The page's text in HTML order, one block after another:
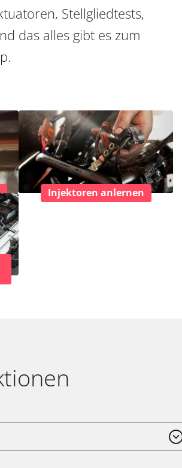
Stellgliedtests,
das alles gibt es zum
Injektoren anlernen